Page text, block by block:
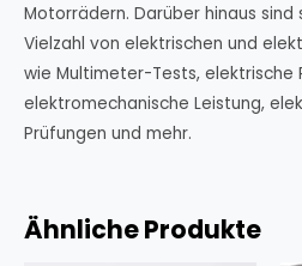
Motorrädern. Darüber hinaus
Vielzahl von elektrischen und
wie Multimeter-Tests, elektrische
elektromechanische Leistung,
Prüfungen und mehr.
Ähnliche Produkte